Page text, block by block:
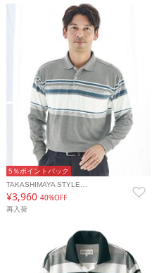
5％ポイントバック
TAKASHIMAYA STYLE…
¥3,96040%OFF
再入荷